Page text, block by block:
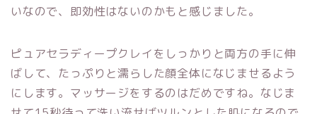
いなので、即効性はないのかもと感じました。
ピュアセラディープクレイをしっかりと両方の手に伸
ばして、たっぷりと濡らした顔全体になじませるよう
にします。マッサージをするのはだめですね。なじま